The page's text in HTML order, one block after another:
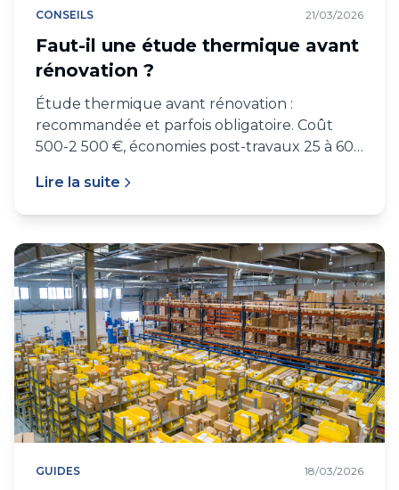
CONSEILS 21/03/2026
Faut-il une étude thermique avant
rénovation ?
Étude thermique avant rénovation :
recommandée et parfois obligatoire. Coût
500-2 500 €, économies post-travaux 25 à 60
Lire la suite
GUIDES 18/03/2026